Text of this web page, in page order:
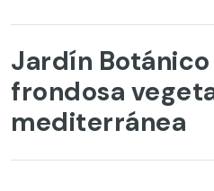
Jardín
frondosa
mediterránea